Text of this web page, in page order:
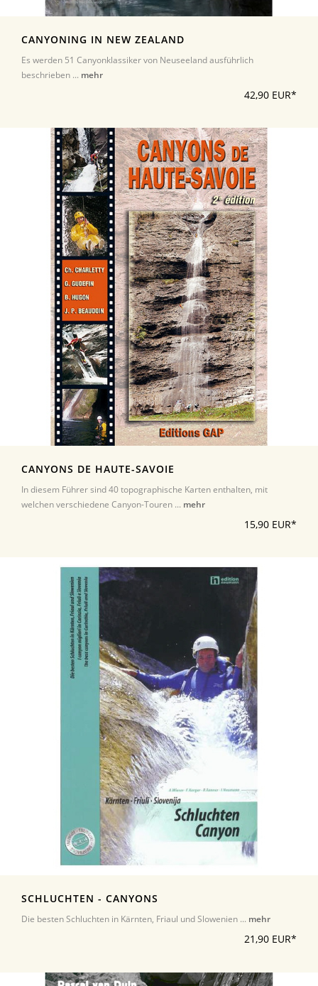
CANYONING IN NEW ZEALAND
Es werden 51 Canyonklassiker von Neuseeland ausführlich
beschrieben ... mehr
42,90 EUR*
CANYONS DE HAUTE-SAVOIE
In diesem Führer sind 40 topographische Karten enthalten, mit
welchen verschiedene Canyon-Touren ... mehr
15,90 EUR*
SCHLUCHTEN - CANYONS
Die besten Schluchten in Kärnten, Friaul und Slowenien ... mehr
21,90 EUR*